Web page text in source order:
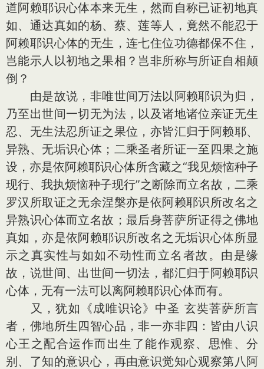
道阿赖耶识心体本来无生，然而自称已证初地真
如、通达真如的杨、蔡、莲等人，竟然不能忍于
阿赖耶识心体的无生，连七住位功德都保不住，
岂能示人以初地之果相？岂非所称与所证自相颠
倒？
由是故说，非唯世间万法以阿赖耶识为归，
乃至出世间一切无为法，以及诸地诸位亲证无生
忍、无生法忍所证之果位，亦皆汇归于阿赖耶、
异熟、无垢识心体；二乘圣者所证一至四果之施
设，亦是依阿赖耶识心体所含藏之“我见烦恼种子
现行、我执烦恼种子现行”之断除而立名故，二乘
罗汉所取证之无余涅槃亦是依阿赖耶识所改名之
异熟识心体而立名故；最后身菩萨所证得之佛地
真如，亦是依阿赖耶识所改名之无垢识心体所显
示之真实性与如如不动性而立名者故。由是缘
故，说世间、出世间一切法，都汇归于阿赖耶识
心体，无有一法可以离阿赖耶识心体而有。
又，犹如《成唯识论》中圣 玄奘菩萨所言
者，佛地所生四智心品，非一亦非四：皆由八识
心王之配合运作而出生了能作观察、思惟、分
别、了知的意识心，再由意识觉知心观察第八阿